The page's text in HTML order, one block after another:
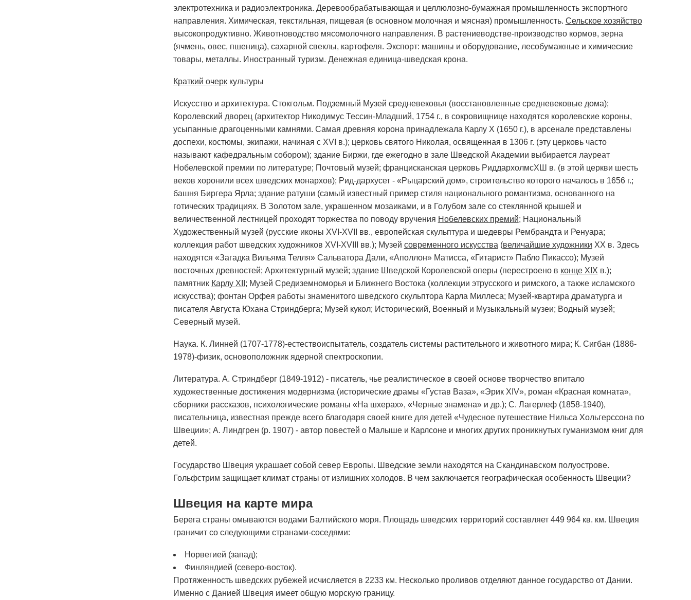
электротехника и радиоэлектроника. Деревообрабатывающая и целлюлозно-бумажная промышленность экспортного
направления. Химическая, текстильная, пищевая (в основном молочная и мясная) промышленность. Сельское хозяйство
высокопродуктивно. Животноводство мясомолочного направления. В растениеводстве-производство кормов, зерна
(ячмень, овес, пшеница), сахарной свеклы, картофеля. Экспорт: машины и оборудование, лесобумажные и химические
товары, металлы. Иностранный туризм. Денежная единица-шведская крона.
Краткий очерккультуры
Искусство и архитектура. Стокгольм. Подземный Музей средневековья (восстановленные средневековые дома);
Королевский дворец (архитектор Никодимус Тессин-Младший, 1754 г., в сокровищнице находятся королевские короны,
усыпанные драгоценными камнями. Самая древняя корона принадлежала Карлу X (1650 г.), в арсенале представлены
доспехи, костюмы, экипажи, начиная с XVI в.); церковь святого Николая, освященная в 1306 г. (эту церковь часто
называют кафедральным собором); здание Биржи, где ежегодно в зале Шведской Академии выбирается лауреат
Нобелевской премии по литературе; Почтовый музей; францисканская церковь РиддархолмсХШ в. (в этой церкви шесть
веков хоронили всех шведских монархов); Рид-дархусет - «Рыцарский дом», строительство которого началось в 1656 г.;
башня Биргера Ярла; здание ратуши (самый известный пример стиля национального романтизма, основанного на
готических традициях. В Золотом зале, украшенном мозаиками, и в Голубом зале со стеклянной крышей и
величественной лестницей проходят торжества по поводу вручения Нобелевских премий; Национальный
Художественный музей (русские иконы XVI-XVII вв., европейская скульптура и шедевры Рембрандта и Ренуара;
коллекция работ шведских художников XVI-XVIII вв.); Музей современного искусства (величайшие художники XX в. Здесь
находятся «Загадка Вильяма Телля» Сальватора Дали, «Аполлон» Матисса, «Гитарист» Пабло Пикассо); Музей
восточных древностей; Архитектурный музей; здание Шведской Королевской оперы (перестроено в конце XIX в.);
памятник Карлу XII ; Музей Средиземноморья и Ближнего Востока (коллекции этрусского и римского, а также исламского
искусства); фонтан Орфея работы знаменитого шведского скульптора Карла Миллеса; Музей-квартира драматурга и
писателя Августа Юхана Стриндберга; Музей кукол; Исторический, Военный и Музыкальный музеи; Водный музей;
Северный музей.
Наука. К. Линней (1707-1778)-естествоиспытатель, создатель системы растительного и животного мира; К. Сигбан (1886-
1978)-физик, основоположник ядерной спектроскопии.
Литература. А. Стриндберг (1849-1912) - писатель, чье реалистическое в своей основе творчество впитало
художественные достижения модернизма (исторические драмы «Густав Ваза», «Эрик XIV», роман «Красная комната»,
сборники рассказов, психологические романы «На шхерах», «Черные знамена» и др.); С. Лагерлеф (1858-1940),
писательница, известная прежде всего благодаря своей книге для детей «Чудесное путешествие Нильса Хольгерссона по
Швеции»; А. Линдгрен (р. 1907) - автор повестей о Малыше и Карлсоне и многих других проникнутых гуманизмом книг для
детей.
Государство Швеция украшает собой север Европы. Шведские земли находятся на Скандинавском полуострове.
Гольфстрим защищает климат страны от излишних холодов. В чем заключается географическая особенность Швеции?
Швеция на карте мира
Берега страны омываются водами Балтийского моря. Площадь шведских территорий составляет 449 964 кв. км. Швеция
граничит со следующими странами-соседями:
Норвегией (запад);
Финляндией (северо-восток).
Протяженность шведских рубежей исчисляется в 2233 км. Несколько проливов отделяют данное государство от Дании.
Именно с Данией Швеция имеет общую морскую границу.